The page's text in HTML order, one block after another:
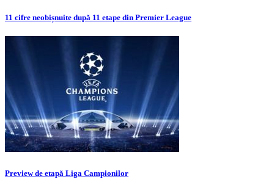
11 cifre neobișnuite după 11 etape din Premier League
Preview de etapă Liga Campionilor